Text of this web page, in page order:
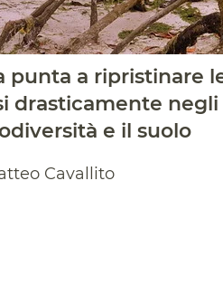
punta a ripristinare
drasticamente negli
e il suolo
Cavallito